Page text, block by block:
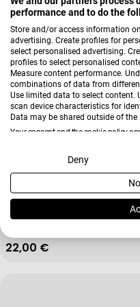
performance and to do the
Store and/or access information
advertising. Create profiles for
select personalised advertising.
profiles to select personalised
Measure content performance.
combinations of data from
Use limited data to select content.
scan device characteristics for
Data may be shared outside of
Your consent and the cookie policy
View Partner List (2 IAB
We use your data for the following
IAB processing purposes:
Deny
Vase Mono
Regulärer Preis
22,00 €